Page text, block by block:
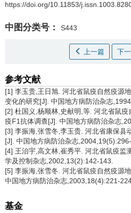
https://doi.org/10.11853/
中图分类号： S443
上一篇 下
参考文献
[1] 李玉贵,王日旭. 河北省鼠疫自然疫源
变化的研究[J]. 中国地方病防治杂志
[2] 杜国义,杨顺林,史献明,等. 河北省鼠
疫F1抗体调查[J]. 中国地方病防治杂志
[3] 李振海,张雪冬,李玉贵. 河北省康保县
[J]. 中国地方病防治杂志,2004,19(5):296-
[4] 王治宇,高文林,崔秀平. 河北省鼠疫监
学及控制杂志,2002,13(2):142-143.
[5] 李振海,张雪冬. 河北省鼠疫自然疫源
中国地方病防治杂志,2003,18(4):221-
基金